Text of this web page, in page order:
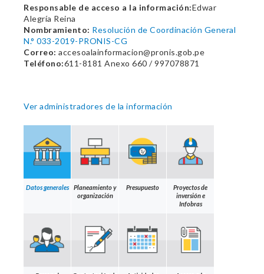
Responsable de acceso a la información:Edwar
Alegría Reina
Nombramiento: Resolución de Coordinación General
N.° 033-2019-PRONIS-CG
Correo: accesoalainformacion@pronis.gob.pe
Teléfono:611-8181 Anexo 660 / 997078871
Ver administradores de la información
Datos generales
Planeamiento y
organización
Presupuesto
Proyectos de
inversión e
Infobras